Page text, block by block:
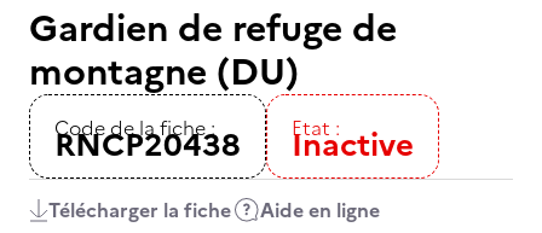
Gardien de refuge de
montagne (DU)
Code de la fiche :
RNCP20438 Etat :
Inactive
Télécharger la fiche Aide en ligne